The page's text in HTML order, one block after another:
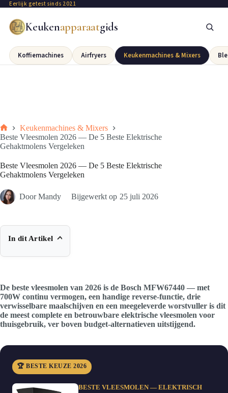
Eerlijk getest sinds 2021
Keukenapparaatgids
Koffiemachines Airfryers Keukenmachines & Mixers
Keukenmachines & Mixers
Beste Vleesmolen 2026 — De 5 Beste Elektrische
Gehaktmolens Vergeleken
Beste Vleesmolen 2026 — De 5 Beste Elektrische
Gehaktmolens Vergeleken
Door Mandy Bijgewerkt op 25 juli 2026
In dit Artikel
De beste vleesmolen van 2026 is de Bosch MFW67440 — met
700W continu vermogen, een handige reverse-functie, drie
verwisselbare maalschijven en een meegeleverde worstvuller is dit
de meest complete en betrouwbare elektrische vleesmolen voor
thuisgebruik, ver boven budget-alternatieven uitstijgend.
🏆 BESTE KEUZE 2026
BESTE VLEESMOLEN — ELEKTRISCH